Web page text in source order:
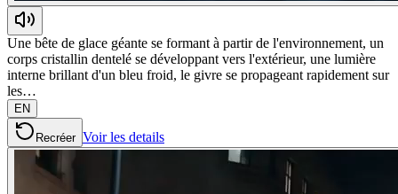
Une bête de glace géante se formant à partir de l'environnement, un
corps cristallin dentelé se développant vers l'extérieur, une lumière
interne brillant d'un bleu froid, le givre se propageant rapidement sur
les…
EN
Recréer Voir les details